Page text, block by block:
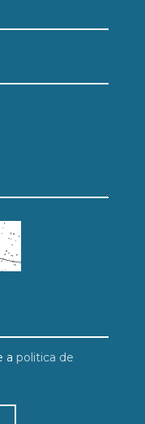
a politica de